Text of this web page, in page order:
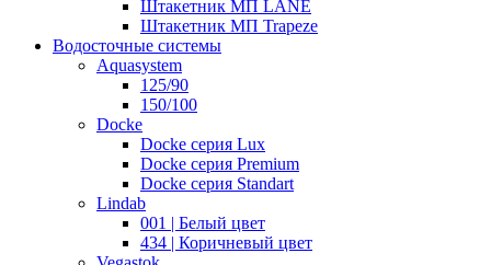
Штакетник МП LANE
Штакетник МП Trapeze
Водосточные системы
Aquasystem
125/90
150/100
Docke
Docke серия Lux
Docke серия Premium
Docke серия Standart
Lindab
001 | Белый цвет
434 | Коричневый цвет